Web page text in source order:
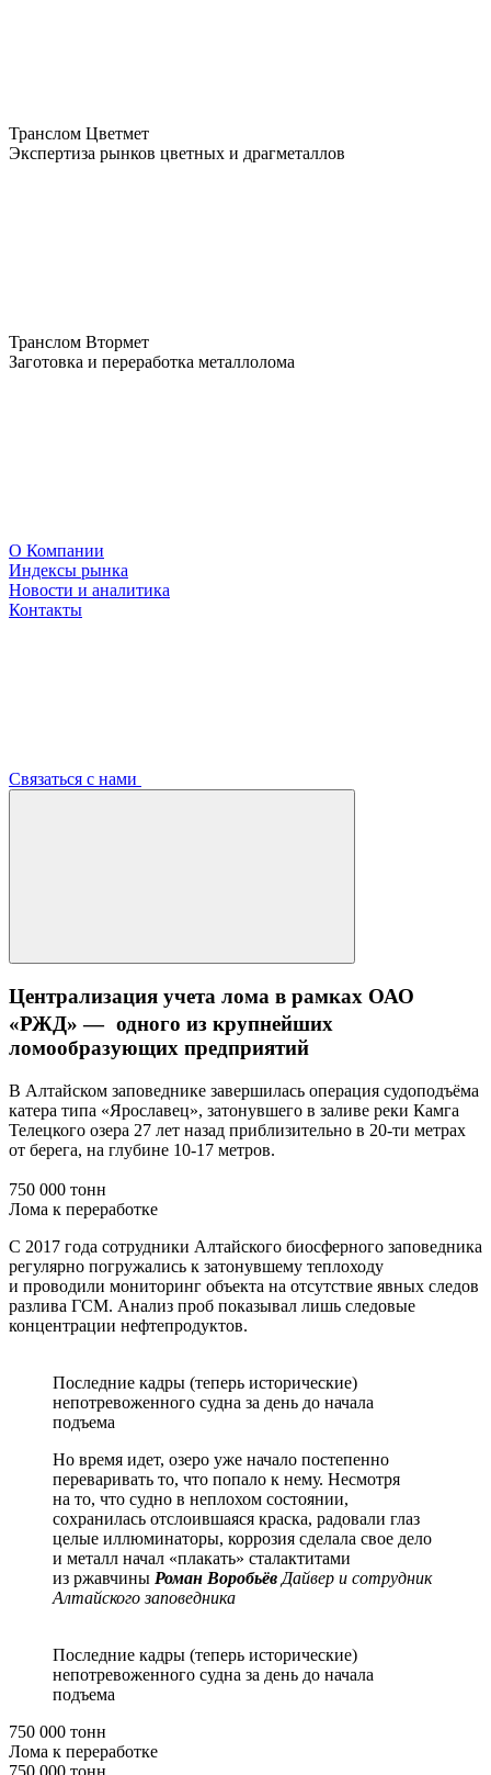
Транслом Цветмет
Экспертиза рынков цветных и драгметаллов
Транслом Втормет
Заготовка и переработка металлолома
О Компании
Индексы рынка
Новости и аналитика
Контакты
Связаться с нами
Централизация учета лома в рамках ОАО
«РЖД» — одного из крупнейших
ломообразующих предприятий
В Алтайском заповеднике завершилась операция судоподъёма
катера типа «Ярославец», затонувшего в заливе реки Камга
Телецкого озера 27 лет назад приблизительно в 20-ти метрах
от берега, на глубине 10-17 метров.
750 000 тонн
Лома к переработке
С 2017 года сотрудники Алтайского биосферного заповедника
регулярно погружались к затонувшему теплоходу
и проводили мониторинг объекта на отсутствие явных следов
разлива ГСМ. Анализ проб показывал лишь следовые
концентрации нефтепродуктов.
Последние кадры (теперь исторические)
непотревоженного судна за день до начала
подъема
Но время идет, озеро уже начало постепенно
переваривать то, что попало к нему. Несмотря
на то, что судно в неплохом состоянии,
сохранилась отслоившаяся краска, радовали глаз
целые иллюминаторы, коррозия сделала свое дело
и металл начал «плакать» сталактитами
из ржавчины Роман Воробьёв Дайвер и сотрудник
Алтайского заповедника
Последние кадры (теперь исторические)
непотревоженного судна за день до начала
подъема
750 000 тонн
Лома к переработке
750 000 тонн